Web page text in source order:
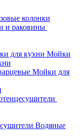
колонки
и раковины
Мойки
Мойки для
Водяные